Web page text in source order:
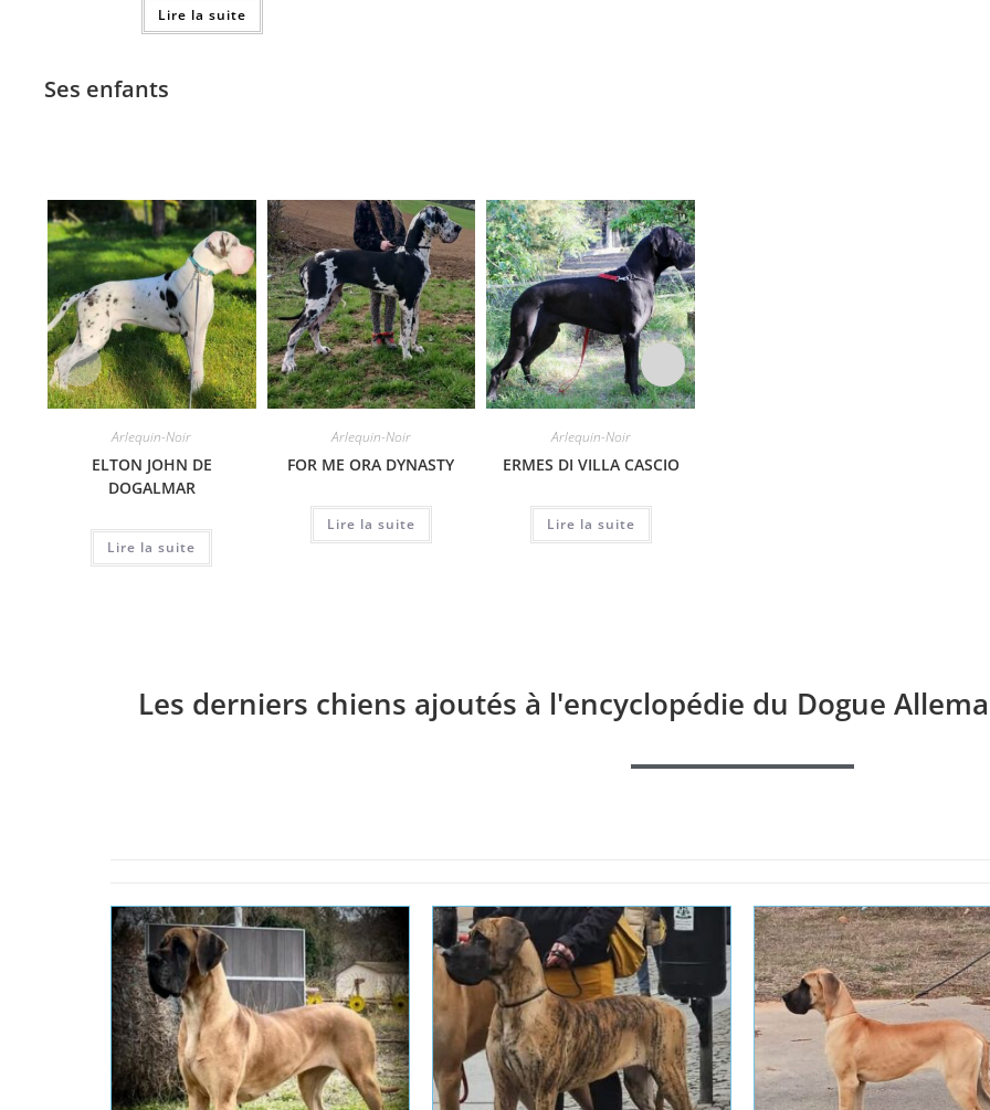
Lire la suite
Ses enfants
Arlequin-Noir
ELTON JOHN DE
DOGALMAR
Lire la suite
Arlequin-Noir
FOR ME ORA DYNASTY
Lire la suite
Arlequin-Noir
ERMES DI VILLA CASCIO
Lire la suite
Les derniers chiens ajoutés à l'encyclopédie du Dogue